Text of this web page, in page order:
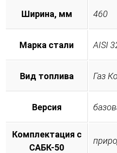
Ширина, мм 460
Марка стали AISI
Вид топлива Газ
Версия
Комплектация с
САБК-50